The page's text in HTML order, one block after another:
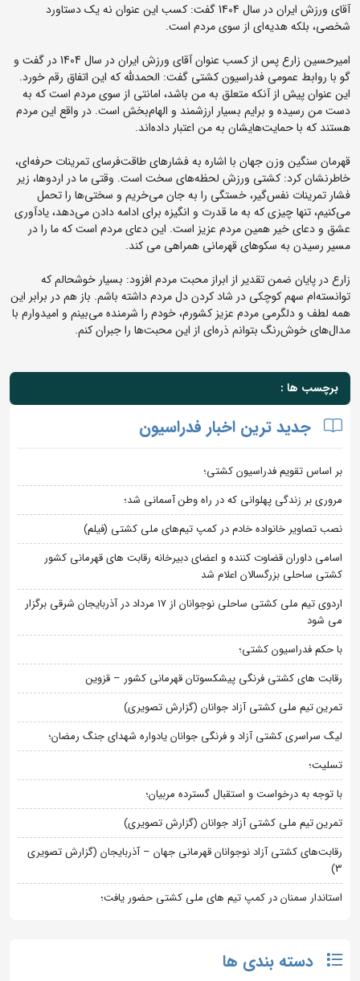
آقای ورزش ایران در سال 1404 گفت: کسب این عنوان نه یک دستاورد
شخصی، بلکه هدیه‌ای از سوی مردم است.
امیرحسین زارع پس از کسب عنوان آقای ورزش ایران در سال 1404 در گفت و
گو با روابط عمومی فدراسیون کشتی گفت: الحمدلله که این اتفاق رقم خورد.
این عنوان پیش از آنکه متعلق به من باشد، امانتی از سوی مردم است که به
دست من رسیده و برایم بسیار ارزشمند و الهام‌بخش است. در واقع این مردم
هستند که با حمایت‌هایشان به من اعتبار داده‌اند.
قهرمان سنگین وزن جهان با اشاره به فشارهای طاقت‌فرسای تمرینات حرفه‌ای،
خاطرنشان کرد: کشتی ورزش لحظه‌های سخت است. وقتی ما در اردوها، زیر
فشار تمرینات نفس‌گیر، خستگی را به جان می‌خریم و سختی‌ها را تحمل
می‌کنیم، تنها چیزی که به ما قدرت و انگیزه برای ادامه دادن می‌دهد، یادآوری
عشق و دعای خیر همین مردم عزیز است. این دعای مردم است که ما را در
مسیر رسیدن به سکوهای قهرمانی همراهی می کند.
زارع در پایان ضمن تقدیر از ابراز محبت مردم افزود: بسیار خوشحالم که
توانسته‌ام سهم کوچکی در شاد کردن دل مردم داشته باشم. باز هم در برابر این
همه لطف و دلگرمی مردم عزیز کشورم، خودم را شرمنده می‌بینم و امیدوارم با
مدال‌های خوش‌رنگ‌ بتوانم ذره‌ای از این محبت‌ها را جبران کنم.
برچسب ها :
جدید ترین اخبار فدراسیون
بر اساس تقویم فدراسیون کشتی؛
مروری بر زندگی پهلوانی که در راه وطن آسمانی شد؛
نصب تصاویر خانواده خادم در کمپ تیم‌های ملی کشتی (فیلم)
اسامی داوران قضاوت کننده و اعضای دبیرخانه رقابت های قهرمانی کشور
کشتی ساحلی بزرگسالان اعلام شد
اردوی تیم ملی کشتی ساحلی نوجوانان از 17 مرداد در آذربایجان شرقی برگزار
می شود
با حکم فدراسیون کشتی؛
رقابت های کشتی فرنگی پیشکسوتان قهرمانی کشور – قزوین
تمرین تیم ملی کشتی آزاد جوانان (گزارش تصویری)
لیگ سراسری کشتی آزاد و فرنگی جوانان یادواره شهدای جنگ رمضان؛
تسلیت؛
با توجه به درخواست و استقبال گسترده مربیان؛
تمرین تیم ملی کشتی آزاد جوانان (گزارش تصویری)
رقابت‌های کشتی آزاد نوجوانان قهرمانی جهان – آذربایجان (گزارش تصویری
3)
استاندار سمنان در کمپ تیم های ملی کشتی حضور یافت؛
دسته بندی ها